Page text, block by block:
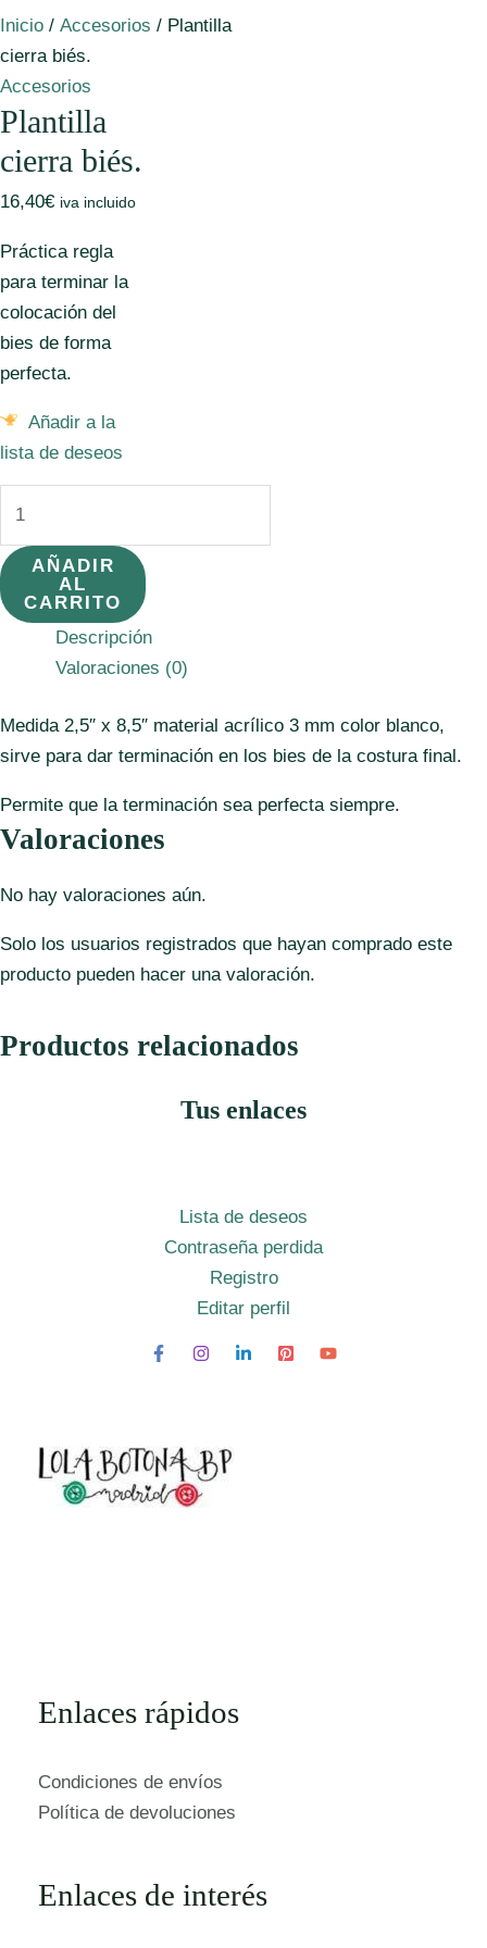
Inicio / Accesorios / Plantilla
cierra biés.
Accesorios
Plantilla
cierra biés.
16,40€ iva incluido
Práctica regla
para terminar la
colocación del
bies de forma
perfecta.
Añadir a la
lista de deseos
biés.
cantidad
AÑADIR
AL
CARRITO
Descripción
Valoraciones (0)
Medida 2,5″ x 8,5″ material acrílico 3 mm color blanco,
sirve para dar terminación en los bies de la costura final.
Permite que la terminación sea perfecta siempre.
Valoraciones
No hay valoraciones aún.
Solo los usuarios registrados que hayan comprado este
producto pueden hacer una valoración.
Productos relacionados
Tus enlaces
Lista de deseos
Contraseña perdida
Registro
Editar perfil
Enlaces rápidos
Condiciones de envíos
Política de devoluciones
Enlaces de interés